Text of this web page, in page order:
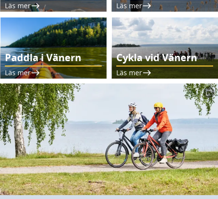
Läs mer Läs mer
Paddla i Vänern
Läs mer
Cykla vid Vänern
Läs mer